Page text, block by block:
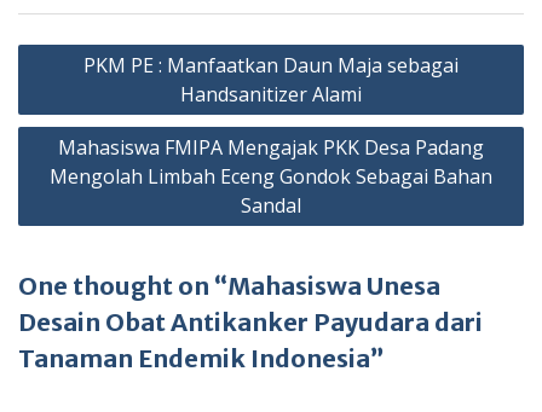
Navigasi
PKM PE : Manfaatkan Daun Maja sebagai
Handsanitizer Alami
Mahasiswa FMIPA Mengajak PKK Desa Padang
Mengolah Limbah Eceng Gondok Sebagai Bahan
Sandal
One thought on “Mahasiswa Unesa
Desain Obat Antikanker Payudara dari
Tanaman Endemik Indonesia”